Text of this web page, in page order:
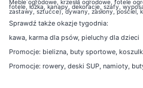
Meble ogrodowe, krzesła ogrodowe, fotele
fotele, łóżka, kanapy, dekoracje, szafy,
zastawy, sztućce), dywany, zasłony, pościel,
Sprawdź także okazje tygodnia:
kawa, karma dla psów, pieluchy dla dzieci
Promocje: bielizna, buty sportowe,
Promocje: rowery, deski SUP, namioty,